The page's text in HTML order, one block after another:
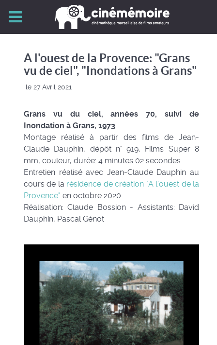
A l'ouest de la Provence: "Grans
vu de ciel", "Inondations à Grans"
le 27 Avril 2021
Grans vu du ciel, années 70, suivi de
Inondation à Grans, 1973
Montage réalisé à partir des films de Jean-
Claude Dauphin, dépôt n° 919, Films Super 8
mm, couleur, durée: 4 minutes 02 secondes
Entretien réalisé avec Jean-Claude Dauphin au
cours de la résidence de création "A l'ouest de la
Provence" en octobre 2020.
Réalisation: Claude Bossion - Assistants: David
Dauphin, Pascal Génot